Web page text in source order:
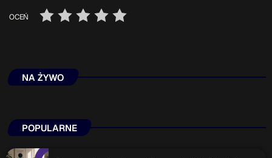
Upcoming shows
OCEŃ
NA ŻYWO
POPULARNE